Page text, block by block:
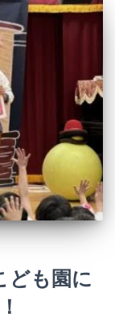
ども園に